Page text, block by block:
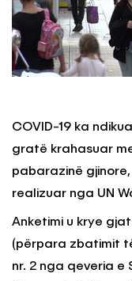
COVID-19 ka
gratë krahasuar
pabarazinë
realizuar nga UN
Anketimi u krye
(përpara zbatimit
nr. 2 nga qeveria e